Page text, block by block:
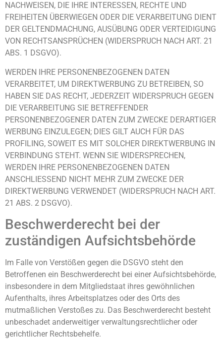
NACHWEISEN, DIE IHRE INTERESSEN, RECHTE UND
FREIHEITEN ÜBERWIEGEN ODER DIE VERARBEITUNG DIENT
DER GELTENDMACHUNG, AUSÜBUNG ODER VERTEIDIGUNG
VON RECHTSANSPRÜCHEN (WIDERSPRUCH NACH ART. 21
ABS. 1 DSGVO).
WERDEN IHRE PERSONENBEZOGENEN DATEN
VERARBEITET, UM DIREKTWERBUNG ZU BETREIBEN, SO
HABEN SIE DAS RECHT, JEDERZEIT WIDERSPRUCH GEGEN
DIE VERARBEITUNG SIE BETREFFENDER
PERSONENBEZOGENER DATEN ZUM ZWECKE DERARTIGER
WERBUNG EINZULEGEN; DIES GILT AUCH FÜR DAS
PROFILING, SOWEIT ES MIT SOLCHER DIREKTWERBUNG IN
VERBINDUNG STEHT. WENN SIE WIDERSPRECHEN,
WERDEN IHRE PERSONENBEZOGENEN DATEN
ANSCHLIESSEND NICHT MEHR ZUM ZWECKE DER
DIREKTWERBUNG VERWENDET (WIDERSPRUCH NACH ART.
21 ABS. 2 DSGVO).
Beschwerde­recht bei der
zuständigen Aufsichts­behörde
Im Falle von Verstößen gegen die DSGVO steht den
Betroffenen ein Beschwerderecht bei einer Aufsichtsbehörde,
insbesondere in dem Mitgliedstaat ihres gewöhnlichen
Aufenthalts, ihres Arbeitsplatzes oder des Orts des
mutmaßlichen Verstoßes zu. Das Beschwerderecht besteht
unbeschadet anderweitiger verwaltungsrechtlicher oder
gerichtlicher Rechtsbehelfe.